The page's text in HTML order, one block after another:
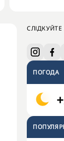
ПОГОДА